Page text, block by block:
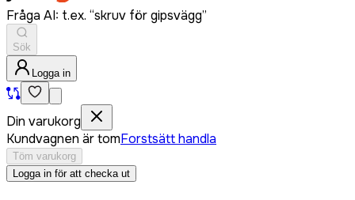
Fråga AI: t.ex. “skruv för gipsvägg”
Sök
Logga in
Din varukorg
Kundvagnen är tomForstsätt handla
Töm varukorg
Logga in för att checka ut